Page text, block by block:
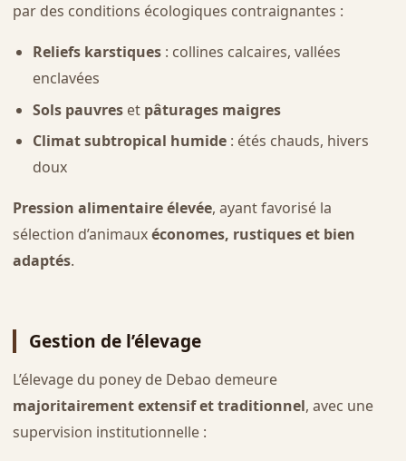
par des conditions écologiques contraignantes :
Reliefs karstiques: collines calcaires, vallées
enclavées
Sols pauvreset pâturages maigres
Climat subtropical humide: étés chauds, hivers
doux
Pression alimentaire élevée, ayant favorisé la
sélection d’animauxéconomes, rustiques et bien
adaptés.
Gestion de l’élevage
L’élevage du poney de Debao demeure
majoritairement extensif et traditionnel, avec une
supervision institutionnelle :